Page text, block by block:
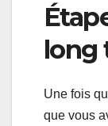
long
Une fois
que vous